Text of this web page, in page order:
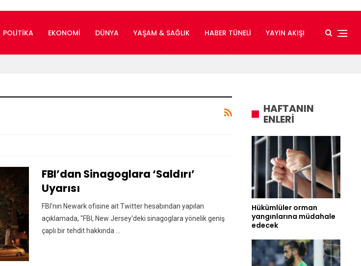
POLITIKA EKONOMI DÜNYA YAŞAM & SAĞLIK HABER TÜNELI YAYIN AKIŞI
FBI’dan Sinagoglara ‘saldırı’
Uyarısı
FBI'nın Newark ofisine ait Twitter hesabından yapılan
açıklamada, "FBI, New Jersey'deki sinagoglara yönelik geniş
çaplı bir tehdit hakkında ...
HAFTANIN
ENLERİ
Hükümlüler orman
yangınlarına müdahale
edecek